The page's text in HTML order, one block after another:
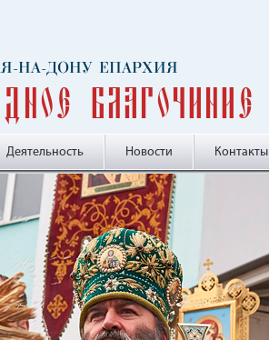
НА-ДОНУ ЕПАРХИЯ
благочиние
Деятельность Новости
-->
Контакты